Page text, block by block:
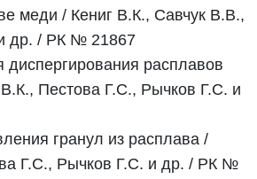
меди / Кениг В.К., Савчук В.В.,
др. / РК № 21867
диспергирования расплавов
Пестова Г.С., Рычков Г.С. и
гранул из расплава /
Г.С., Рычков Г.С. и др. / РК №